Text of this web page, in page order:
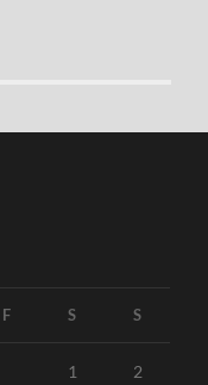
F S S
1 2